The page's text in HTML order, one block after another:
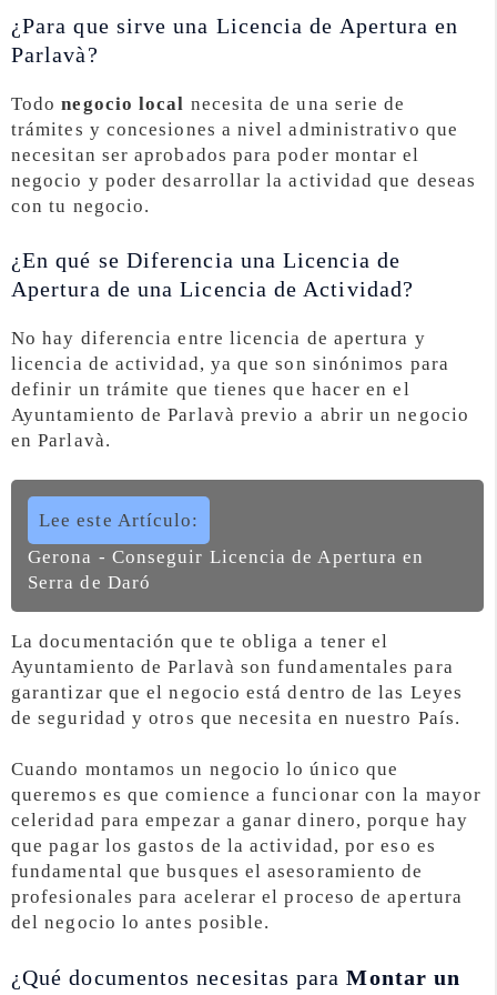
¿Para que sirve una Licencia de Apertura en
Parlavà?
Todonegocio local necesita de una serie de
trámites y concesiones a nivel administrativo que
necesitan ser aprobados para poder montar el
negocio y poder desarrollar la actividad que deseas
con tu negocio.
¿En qué se Diferencia una Licencia de
Apertura de una Licencia de Actividad?
No hay diferencia entre licencia de apertura y
licencia de actividad, ya que son sinónimos para
definir un trámite que tienes que hacer en el
Ayuntamiento de Parlavà previo a abrir un negocio
en Parlavà.
Lee este Artículo:
Gerona - Conseguir Licencia de Apertura en
Serra de Daró
La documentación que te obliga a tener el
Ayuntamiento de Parlavà son fundamentales para
garantizar que el negocio está dentro de las Leyes
de seguridad y otros que necesita en nuestro País.
Cuando montamos un negocio lo único que
queremos es que comience a funcionar con la mayor
celeridad para empezar a ganar dinero, porque hay
que pagar los gastos de la actividad, por eso es
fundamental que busques el asesoramiento de
profesionales para acelerar el proceso de apertura
del negocio lo antes posible.
¿Qué documentos necesitas paraMontar un